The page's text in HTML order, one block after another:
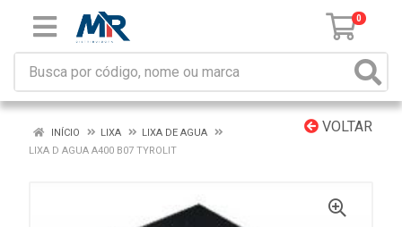
0
VOLTAR
INÍCIO LIXA
LIXA DE AGUA
LIXA D AGUA A400 B07 TYROLIT